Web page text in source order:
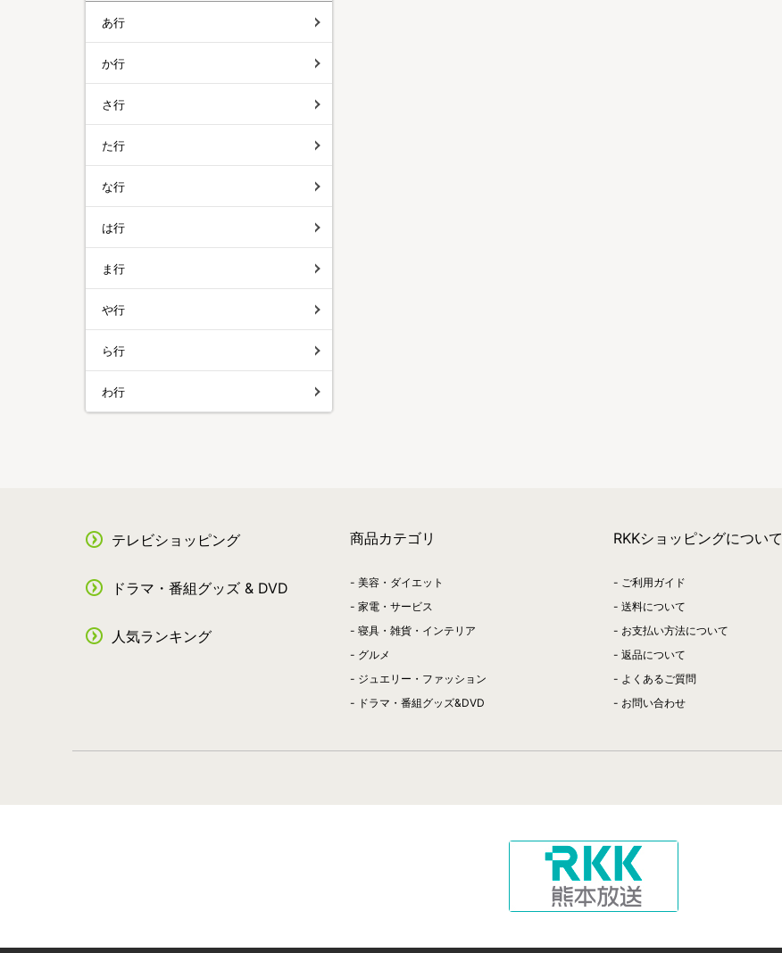
あ行
か行
さ行
た行
な行
は行
ま行
や行
ら行
わ行
テレビショッピング
ドラマ・番組グッズ & DVD
人気ランキング
商品カテゴリ
美容・ダイエット
家電・サービス
寝具・雑貨・インテリア
グルメ
ジュエリー・ファッション
ドラマ・番組グッズ&DVD
RKKショッピングについて
ご利用ガイド
送料について
お支払い方法について
返品について
よくあるご質問
お問い合わせ